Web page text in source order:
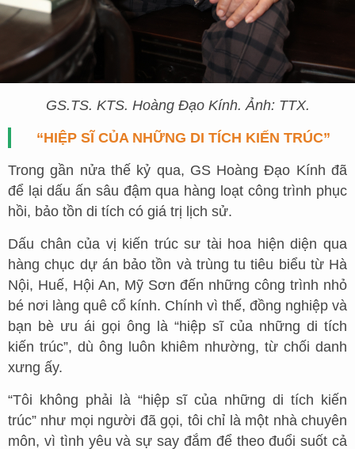
GS.TS. KTS. Hoàng Đạo Kính. Ảnh: TTX.
“HIỆP SĨ CỦA NHỮNG DI TÍCH KIẾN TRÚC”
Trong gần nửa thế kỷ qua, GS Hoàng Đạo Kính đã
để lại dấu ấn sâu đậm qua hàng loạt công trình phục
hồi, bảo tồn di tích có giá trị lịch sử.
Dấu chân của vị kiến trúc sư tài hoa hiện diện qua
hàng chục dự án bảo tồn và trùng tu tiêu biểu từ Hà
Nội, Huế, Hội An, Mỹ Sơn đến những công trình nhỏ
bé nơi làng quê cổ kính. Chính vì thế, đồng nghiệp và
bạn bè ưu ái gọi ông là “hiệp sĩ của những di tích
kiến trúc”, dù ông luôn khiêm nhường, từ chối danh
xưng ấy.
“Tôi không phải là “hiệp sĩ của những di tích kiến
trúc” như mọi người đã gọi, tôi chỉ là một nhà chuyên
môn, vì tình yêu và sự say đắm để theo đuổi suốt cả